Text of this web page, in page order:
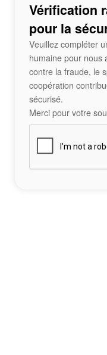
Vérification
pour la
Veuillez compléter
humaine pour nous
contre la fraude, le
coopération
sécurisé.
Merci pour votre